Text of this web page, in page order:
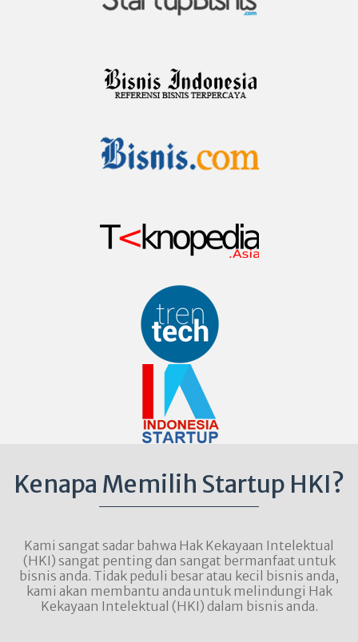
Kenapa Memilih Startup HKI?
Kami sangat sadar bahwa Hak Kekayaan Intelektual
(HKI) sangat penting dan sangat bermanfaat untuk
bisnis anda. Tidak peduli besar atau kecil bisnis anda,
kami akan membantu anda untuk melindungi Hak
Kekayaan Intelektual (HKI) dalam bisnis anda.